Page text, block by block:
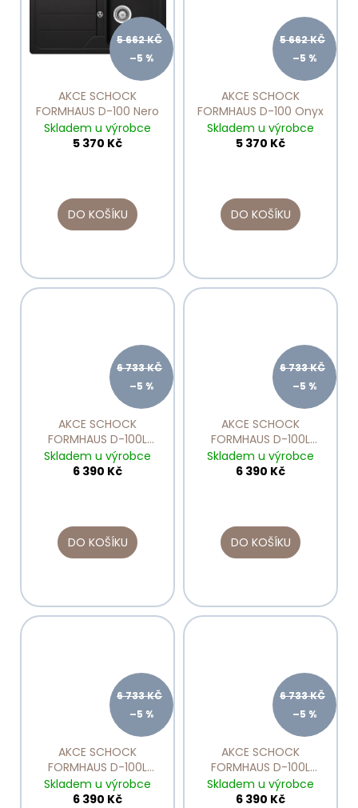
5 662 KČ
–5 %
AKCE SCHOCK
FORMHAUS D-100 Nero
Skladem u výrobce
5 370 Kč
DO KOŠÍKU
5 662 KČ
–5 %
AKCE SCHOCK
FORMHAUS D-100 Onyx
Skladem u výrobce
5 370 Kč
DO KOŠÍKU
6 733 KČ
–5 %
AKCE SCHOCK
FORMHAUS D-100L
Asphalt
Skladem u výrobce
6 390 Kč
DO KOŠÍKU
6 733 KČ
–5 %
AKCE SCHOCK
FORMHAUS D-100L
Croma
Skladem u výrobce
6 390 Kč
DO KOŠÍKU
6 733 KČ
–5 %
AKCE SCHOCK
FORMHAUS D-100L
Nero
Skladem u výrobce
6 390 Kč
6 733 KČ
–5 %
AKCE SCHOCK
FORMHAUS D-100L
Onyx
Skladem u výrobce
6 390 Kč